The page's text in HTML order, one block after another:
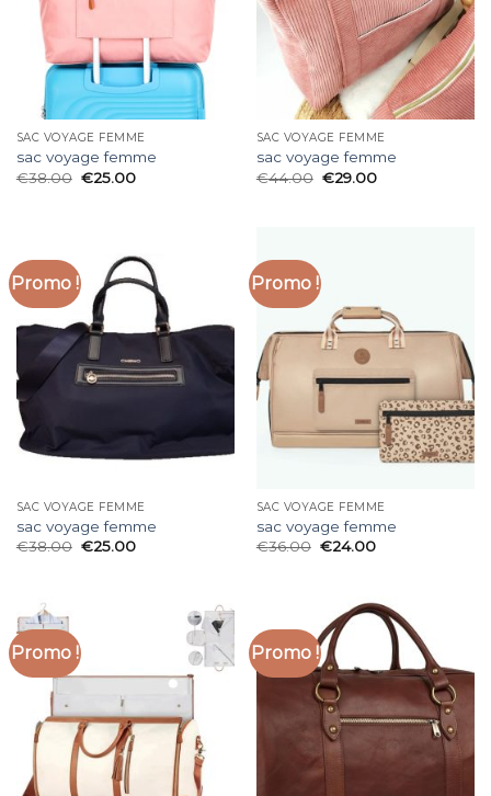
SAC VOYAGE FEMME
sac voyage femme
€38.00 €25.00
SAC VOYAGE FEMME
sac voyage femme
€44.00 €29.00
Promo !
SAC VOYAGE FEMME
sac voyage femme
€38.00 €25.00
Promo !
SAC VOYAGE FEMME
sac voyage femme
€36.00 €24.00
Promo ! Promo !